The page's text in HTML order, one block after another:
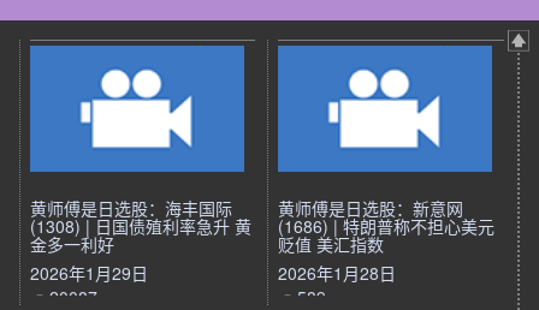
黄师傅是日选股：海丰国际
(1308) | 日国债殖利率急升 黄
金多一利好
2026年1月29日
20087
黄师傅是日选股：新意网
(1686) | 特朗普称不担心美元
贬值 美汇指数
2026年1月28日
589